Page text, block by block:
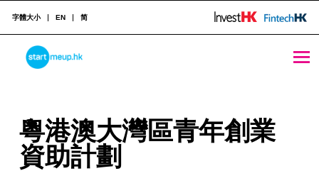
粵港澳大灣區青年創業資助計劃 - StartmeupHK
STARTMEUPHK
STARTMEUPHK FESTIVAL IS THE LEADING STARTUP AND INNOVATION CONFERENCE EVENT IN HONG KONG
字體大小 EN 简
粵
港
粵港澳大灣區青年創業
資助計劃